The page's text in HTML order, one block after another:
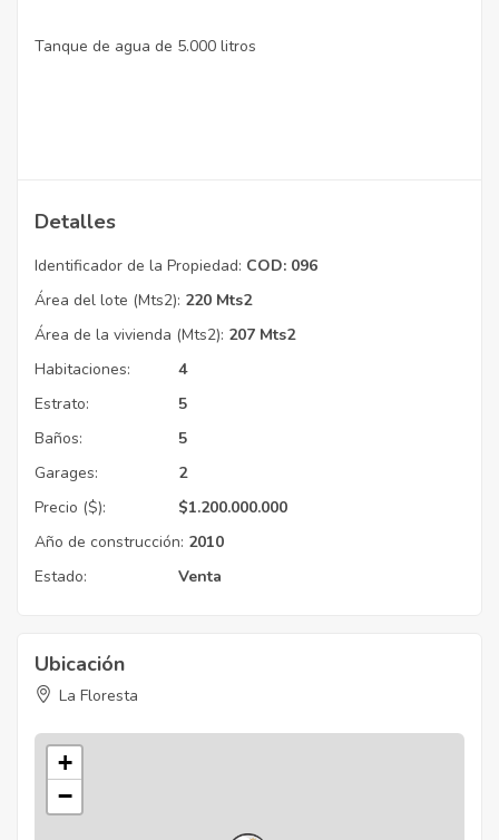
Tanque de agua de 5.000 litros
Detalles
Identificador de la Propiedad: COD: 096
Área del lote (Mts2): 220 Mts2
Área de la vivienda (Mts2): 207 Mts2
Habitaciones:
4
Estrato:
5
Baños:
5
Garages:
2
Precio ($):
$1.200.000.000
Año de construcción: 2010
Estado:
Venta
Ubicación
La Floresta
+
−